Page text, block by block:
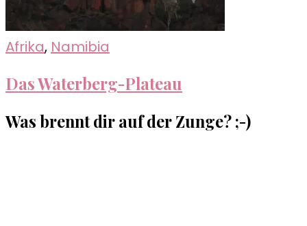
Afrika, Namibia
Das Waterberg-Plateau
Was brennt dir auf der Zunge? ;-)